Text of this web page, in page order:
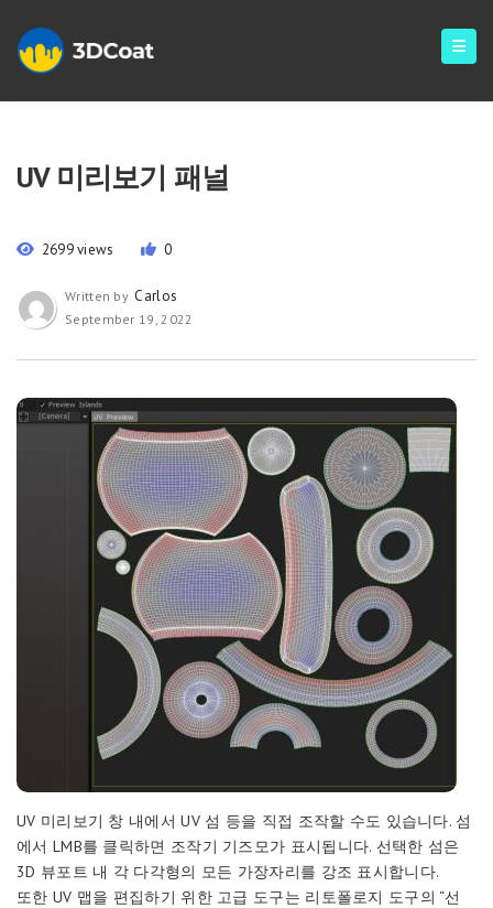
UV 미리보기 패널
2699 views 0
Written by Carlos
September 19, 2022
UV 미리보기 창 내에서 UV 섬 등을 직접 조작할 수도 있습니다. 섬
에서 LMB를 클릭하면 조작기 기즈모가 표시됩니다. 선택한 섬은
3D 뷰포트 내 각 다각형의 모든 가장자리를 강조 표시합니다.
또한 UV 맵을 편집하기 위한 고급 도구는 리토폴로지 도구의 “선